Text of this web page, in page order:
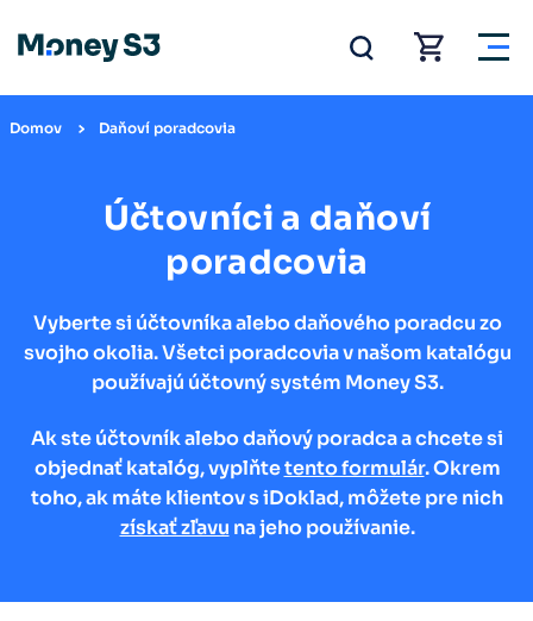
Domov Daňoví poradcovia
Účtovníci a daňoví
poradcovia
Vyberte si účtovníka alebo daňového poradcu zo
svojho okolia. Všetci poradcovia v našom katalógu
používajú účtovný systém Money S3.
Ak ste účtovník alebo daňový poradca a chcete si
objednať katalóg, vyplňtetento formulár. Okrem
toho, ak máte klientov s iDoklad, môžete pre nich
získať zľavu na jeho používanie.